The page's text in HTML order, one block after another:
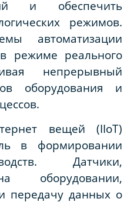
и обеспечить
режимов.
автоматизации
режиме реального
непрерывный
оборудования и
вещей (IIoT)
в формировании
Датчики,
оборудовании,
передачу данных о